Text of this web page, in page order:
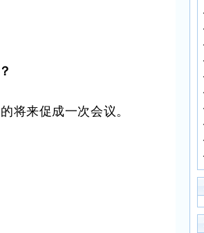
将来促成一次会议。